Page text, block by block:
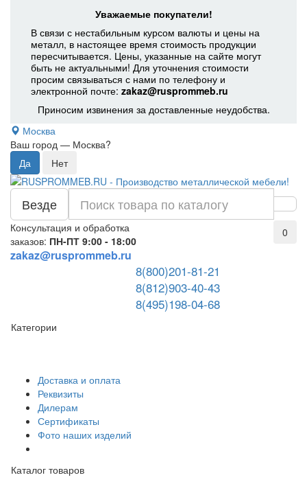
Уважаемые покупатели!
В связи с нестабильным курсом валюты и цены на
металл, в настоящее время стоимость продукции
пересчитывается. Цены, указанные на сайте могут
быть не актуальными! Для уточнения стоимости
просим связываться с нами по телефону и
электронной почте: zakaz@rusprommeb.ru
Приносим извинения за доставленные неудобства.
Москва
Ваш город — Москва?
Везде
Консультация и обработка
заказов: ПН-ПТ 9:00 - 18:00
zakaz@rusprommeb.ru
8(800)201-81-21
8(812)903-40-43
8(495)198-04-68
0
Категории
Доставка и оплата
Реквизиты
Дилерам
Сертификаты
Фото наших изделий
Каталог товаров